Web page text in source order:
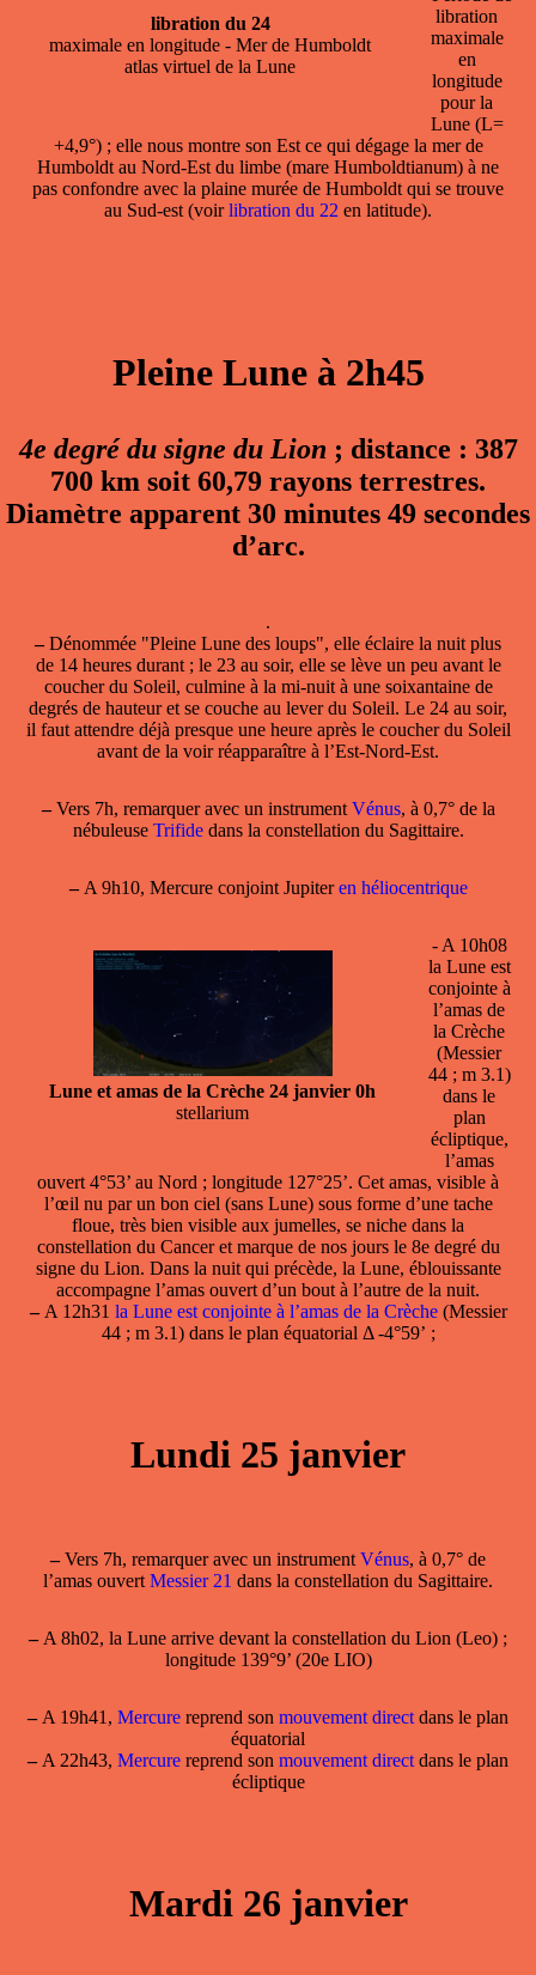
libration du 24
maximale en longitude - Mer de Humboldt
atlas virtuel de la Lune
libration
maximale
en
longitude
pour la
Lune (L=
+4,9°) ; elle nous montre son Est ce qui dégage la mer de
Humboldt au Nord-Est du limbe (mare Humboldtianum) à ne
pas confondre avec la plaine murée de Humboldt qui se trouve
au Sud-est (voirlibration du 22 en latitude).
Pleine Lune à 2h45
4e degré du signe du Lion ; distance : 387
700 km soit 60,79 rayons terrestres.
Diamètre apparent 30 minutes 49 secondes
d’arc.
.
–Dénommée "Pleine Lune des loups", elle éclaire la nuit plus
de 14 heures durant ; le 23 au soir, elle se lève un peu avant le
coucher du Soleil, culmine à la mi-nuit à une soixantaine de
degrés de hauteur et se couche au lever du Soleil. Le 24 au soir,
il faut attendre déjà presque une heure après le coucher du Soleil
avant de la voir réapparaître à l’Est-Nord-Est.
–Vers 7h, remarquer avec un instrumentVénus, à 0,7° de la
nébuleuse Trifide dans la constellation du Sagittaire.
–A 9h10, Mercure conjoint Jupiteren héliocentrique
Lune et amas de la Crèche 24 janvier 0h
stellarium
- A 10h08
la Lune est
conjointe à
l’amas de
la Crèche
(Messier
44 ; m 3.1)
dans le
plan
écliptique,
l’amas
ouvert 4°53’ au Nord ; longitude 127°25’. Cet amas, visible à
l’œil nu par un bon ciel (sans Lune) sous forme d’une tache
floue, très bien visible aux jumelles, se niche dans la
constellation du Cancer et marque de nos jours le 8e degré du
signe du Lion. Dans la nuit qui précède, la Lune, éblouissante
accompagne l’amas ouvert d’un bout à l’autre de la nuit.
–A 12h31 la Lune est conjointe à l’amas de la Crèche(Messier
44 ; m 3.1) dans le plan équatorial Δ -4°59’ ;
Lundi 25 janvier
–Vers 7h, remarquer avec un instrumentVénus, à 0,7° de
l’amas ouvertMessier 21 dans la constellation du Sagittaire.
–A 8h02, la Lune arrive devant la constellation du Lion (Leo) ;
longitude 139°9’ (20e LIO)
–A 19h41, Mercure reprend son mouvement directdans le plan
équatorial
–A 22h43, Mercure reprend son mouvement directdans le plan
écliptique
Mardi 26 janvier